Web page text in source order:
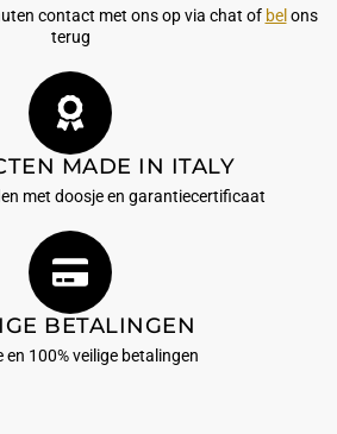
contact met ons op via chat of bel ons
terug
MADE IN ITALY
met doosje en garantiecertificaat
BETALINGEN
en 100% veilige betalingen